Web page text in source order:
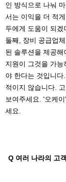
인 방식으로 나눠
서는 이익을 더 적
두에게 도움이 되겠
둘째, 장비 공급업
된 솔루션을 제공
지원이 그것을 가
야 한다는 것입니
적이지 않습니다.
보여주세요. '오케
세요.
Q 여러 나라의 고